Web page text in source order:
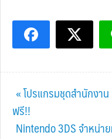
Previous
Post:
« โปรแกรมชุดสำนักงา
ฟรี!!
Next
Nintendo 3DS จำหน่